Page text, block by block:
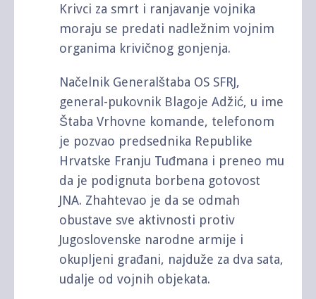
Krivci za smrt i ranjavanje vojnika
moraju se predati nadležnim vojnim
organima krivičnog gonjenja.
Načelnik Generalštaba OS SFRJ,
general-pukovnik Blagoje Adžić, u ime
Štaba Vrhovne komande, telefonom
je pozvao predsednika Republike
Hrvatske Franju Tuđmana i preneo mu
da je podignuta borbena gotovost
JNA. Zhahtevao je da se odmah
obustave sve aktivnosti protiv
Jugoslovenske narodne armije i
okupljeni građani, najduže za dva sata,
udalje od vojnih objekata.